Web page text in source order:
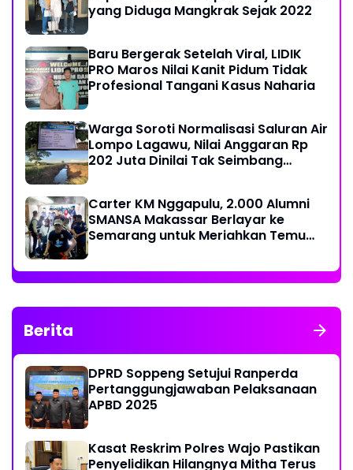
yang Diduga Mangkrak Sejak 2022
Baru Bergerak Setelah Viral, LIDIK
PRO Maros Nilai Kanit Pidum Tidak
Profesional Tangani Kasus Naharia
Warga Soroti Normalisasi Saluran Air
Lompo Lagawu, Nilai Anggaran Rp
202 Juta Dinilai Tak Seimbang
Carter KM Nggapulu, 2.000 Alumni
SMANSA Makassar Berlayar ke
Semarang untuk Meriahkan Temu
Berita
DPRD Soppeng Setujui Ranperda
Pertanggungjawaban Pelaksanaan
APBD 2025
Kasat Reskrim Polres Wajo Pastikan
Penyelidikan Hilangnya Mitha Terus